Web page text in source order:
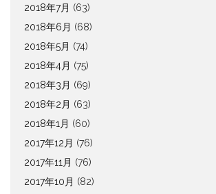
2018年7月 (63)
2018年6月 (68)
2018年5月 (74)
2018年4月 (75)
2018年3月 (69)
2018年2月 (63)
2018年1月 (60)
2017年12月 (76)
2017年11月 (76)
2017年10月 (82)